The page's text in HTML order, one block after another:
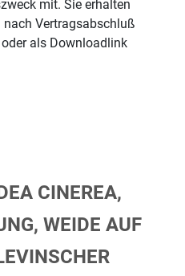
mit. Sie erhalten
Vertragsabschluß
als Downloadlink
CINEREA,
WEIDE AUF